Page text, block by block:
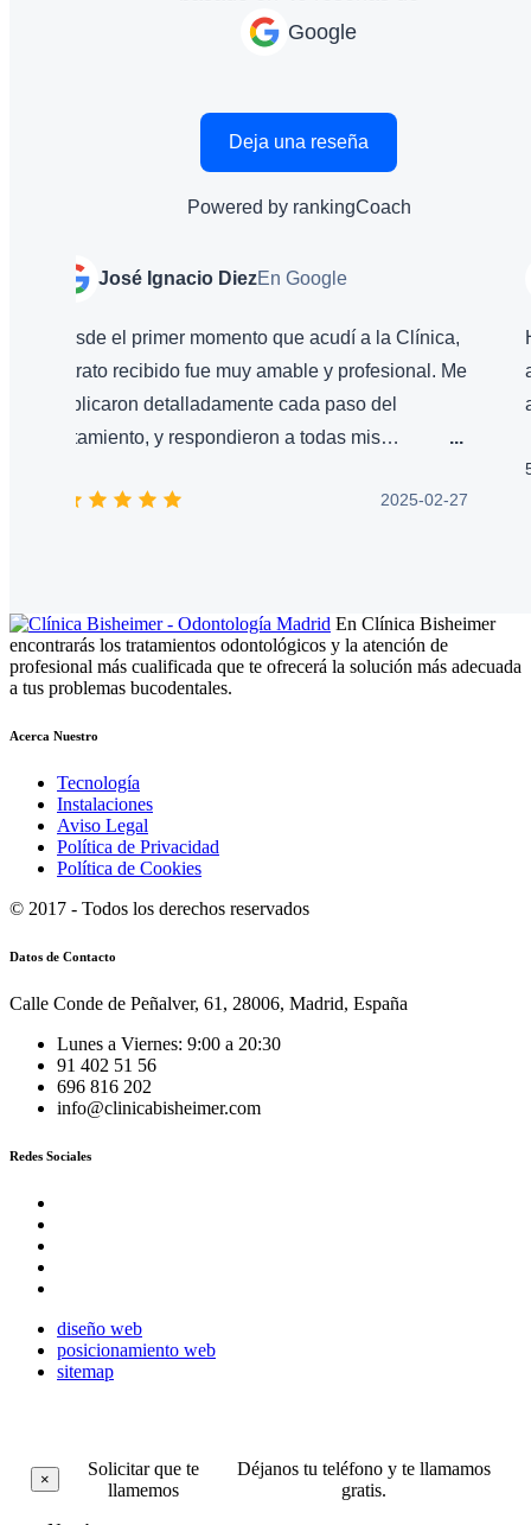
Google
Deja una reseña
Powered by rankingCoach
José Ignacio DiezEn Google
el primer momento que acudí a la Clínica,
trato recibido fue muy amable y profesional. Me
detalladamente cada paso del
y respondieron a todas mis
la higiene y el ambiente de la clínica
...
2025-02-27
He
En Clínica Bisheimer
encontrarás los tratamientos odontológicos y la atención de
profesional más cualificada que te ofrecerá la solución más adecuada
a tus problemas bucodentales.
Acerca Nuestro
Tecnología
Instalaciones
Aviso Legal
Política de Privacidad
Política de Cookies
© 2017 - Todos los derechos reservados
Datos de Contacto
Calle Conde de Peñalver, 61 , 28006, Madrid, España
Lunes a Viernes: 9:00 a 20:30
91 402 51 56
696 816 202
info@clinicabisheimer.com
Redes Sociales
diseño web
posicionamiento web
sitemap
×
Solicitar que te
llamemos
Déjanos tu teléfono y te llamamos
gratis.